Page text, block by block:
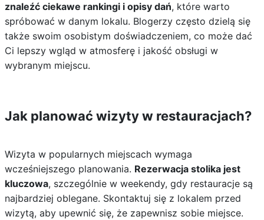
znaleźć ciekawe rankingi i opisy dań, które warto
spróbować w danym lokalu. Blogerzy często dzielą się
także swoim osobistym doświadczeniem, co może dać
Ci lepszy wgląd w atmosferę i jakość obsługi w
wybranym miejscu.
Jak planować wizyty w restauracjach?
Wizyta w popularnych miejscach wymaga
wcześniejszego planowania. Rezerwacja stolika jest
kluczowa, szczególnie w weekendy, gdy restauracje są
najbardziej oblegane. Skontaktuj się z lokalem przed
wizytą, aby upewnić się, że zapewnisz sobie miejsce.